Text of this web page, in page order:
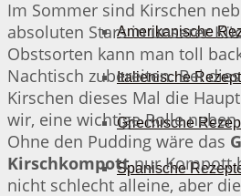
Amerikanische
Italienische
Griechische
Spanische
Im Sommer sind Kirschen
absoluten Stars in unserer
Obstsorten kann man toll
Nachtisch zubereiten. Bei
Kirschen dieses Mal die
wir, eine wichtige Rolle
Ohne den Pudding wäre das
Kirschkompottnur Kompott
nicht schlecht alleine, aber